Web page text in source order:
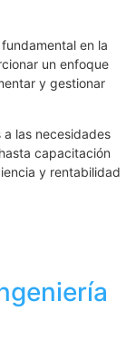
en la
un enfoque
y gestionar
las necesidades
capacitación
y rentabilidad